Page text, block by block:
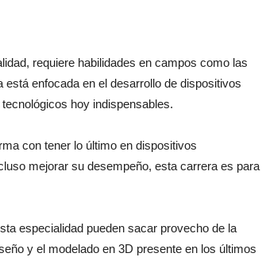
requiere habilidades en campos como las
enfocada en el desarrollo de dispositivos
hoy indispensables.
con tener lo último en dispositivos
mejorar su desempeño, esta carrera es para
especialidad pueden sacar provecho de la
y el modelado en 3D presente en los últimos